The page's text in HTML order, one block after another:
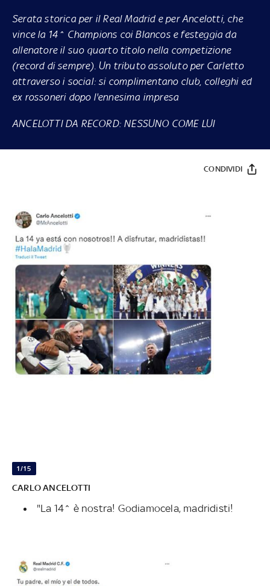
Serata storica per il Real Madrid e per Ancelotti, che
vince la 14^ Champions coi Blancos e festeggia da
allenatore il suo quarto titolo nella competizione
(record di sempre). Un tributo assoluto per Carletto
attraverso i social: si complimentano club, colleghi ed
ex rossoneri dopo l'ennesima impresa
ANCELOTTI DA RECORD: NESSUNO COME LUI
CONDIVIDI
1/15
CARLO ANCELOTTI
"La 14^ è nostra! Godiamocela, madridisti!